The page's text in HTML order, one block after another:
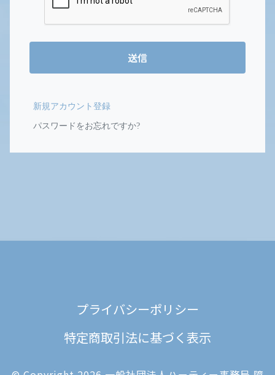
送信
新規アカウント登録
パスワードをお忘れですか?
プライバシーポリシー
特定商取引法に基づく表示